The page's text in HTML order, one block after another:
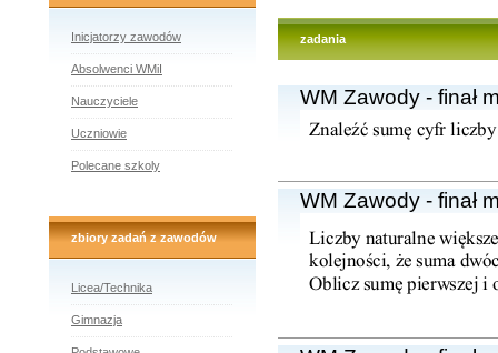
Inicjatorzy zawodów
Absolwenci WMiI
Nauczyciele
Uczniowie
Polecane szkoly
zbiory zadań z zawodów
Licea/Technika
Gimnazja
zadania
WM Zawody - finał
WM Zawody - finał